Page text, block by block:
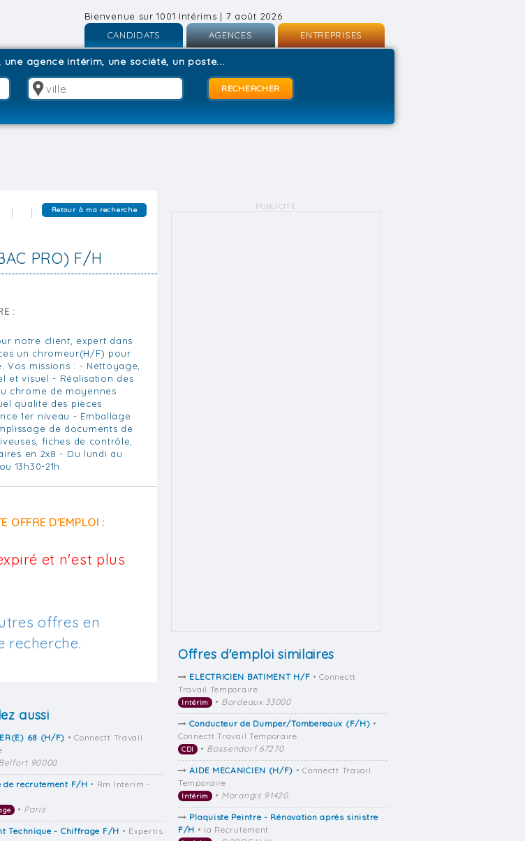
Bienvenue sur 1001 Intérims | 7 août 2026
CANDIDATS
Inscription
AGENCES
Inscription
Connexion
ENTREPRISES
une agence intérim, une société, un poste...
Retour à ma recherche
PRO) F/H
:
notre client, expert dans
un chromeur(H/F) pour
Vos missions : - Nettoyage,
et visuel - Réalisation des
chrome de moyennes
qualité des pièces
1er niveau - Emballage
de documents de
fiches de contrôle,
en 2x8 - Du lundi au
13h30-21h.
OFFRE D'EMPLOI :
et n'est plus
offres en
recherche.
PUBLICITÉ
Offres d'emploi similaires
ELECTRICIEN BATIMENT H/F • Connectt
Travail Temporaire
Intérim • Bordeaux 33000
Conducteur de Dumper/Tombereaux (F/H) •
Connectt Travail Temporaire
CDI • Bossendorf 67270
AIDE MECANICIEN (H/F) • Connectt Travail
Temporaire
Intérim • Morangis 91420
Plaquiste Peintre - Rénovation après sinistre
F/H • Ia Recrutement
aussi
68 (H/F) • Connectt Travail
90000
de recrutement F/H • Rm Interim -
• Paris
Technique - Chiffrage F/H • Expertis